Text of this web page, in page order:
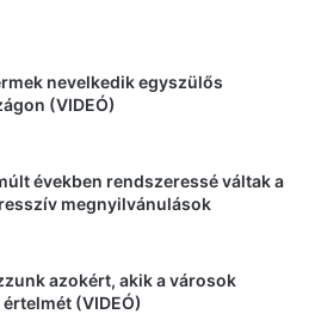
nevelkedik egyszülős
(VIDEÓ)
években rendszeressé váltak a
megnyilvánulások
azokért, akik a városok
(VIDEÓ)